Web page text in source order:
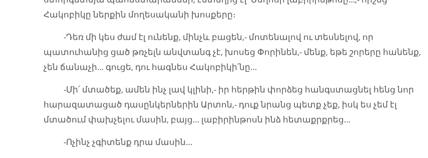
Հակոբիկը ներքին մողեսականի խոսքերը։
-Դեռ մի կես ժամ էլ ունենք, մինչև բացեն,- մոտենալով ու տեսնելով, որ
պատուհանից ցած թռչելն անվտանգ չէ, խոսեց Փորինեն,- մենք, եթե շորերը հանենք,
չեն ճանաչի… գուցե, դու հագնես Հակոբիկի՛նը…
-Մի՛ մտածեք, ամեն ինչ լավ կլինի,- իր հերթին փորձեց հանգստացնել հենց նոր
հարազատացած դասընկերներին Արտոն,- դուք նրանց պետք չեք, իսկ ես չեմ էլ
մտածում փախչելու մասին, բայց… լաբիրինթոսն ինձ հետաքրքրեց…
-Ոչինչ չգիտենք դրա մասին…